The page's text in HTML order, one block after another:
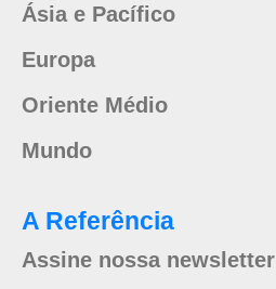
Ásia e Pacífico
Europa
Oriente Médio
Mundo
A Referência
Assine nossa newsletter